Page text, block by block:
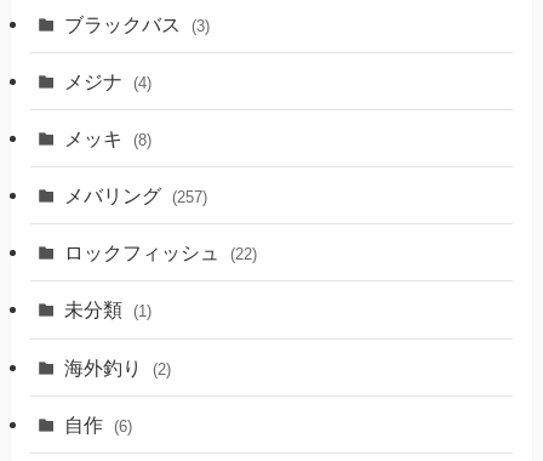
ブラックバス (3)
メジナ (4)
メッキ (8)
メバリング (257)
ロックフィッシュ (22)
未分類 (1)
海外釣り (2)
自作 (6)